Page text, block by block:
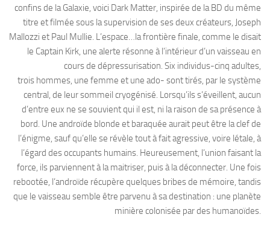
confins de la Galaxie, voici Dark Matter, inspirée de la BD du même
titre et filmée sous la supervision de ses deux créateurs, Joseph
Mallozzi et Paul Mullie. L’espace…la frontière finale, comme le disait
le Captain Kirk, une alerte résonne à l’intérieur d’un vaisseau en
cours de dépressurisation. Six individus-cinq adultes,
trois hommes, une femme et une ado- sont tirés, par le système
central, de leur sommeil cryogénisé. Lorsqu’ils s’éveillent, aucun
d’entre eux ne se souvient qui il est, ni la raison de sa présence à
bord. Une androïde blonde et baraquée aurait peut être la clef de
l’énigme, sauf qu’elle se révèle tout à fait agressive, voire létale, à
l’égard des occupants humains. Heureusement, l’union faisant la
force, ils parviennent à la maitriser, puis à la déconnecter. Une fois
rebootée, l’androïde récupère quelques bribes de mémoire, tandis
que le vaisseau semble être parvenu à sa destination : une planète
minière colonisée par des humanoïdes.